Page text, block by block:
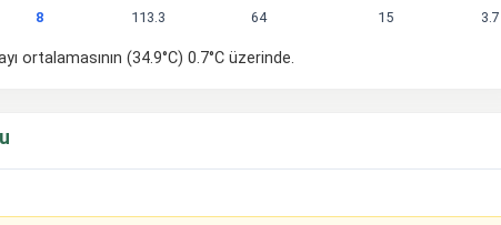
8 113.3 64 15 3.7
ortalamasının (34.9°C) 0.7°C üzerinde.